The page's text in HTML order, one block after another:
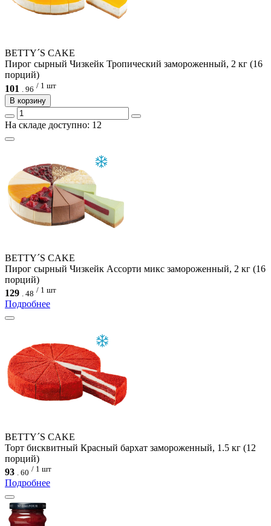
BETTY´S CAKE
Пирог сырный Чизкейк Тропический замороженный, 2 кг (16
порций)
101
96 / 1 шт
В корзину
На складе доступно: 12
BETTY´S CAKE
Пирог сырный Чизкейк Ассорти микс замороженный, 2 кг (16
порций)
129 . 48 / 1 шт
Подробнее
BETTY´S CAKE
Торт бисквитный Красный бархат замороженный, 1.5 кг (12
порций)
93 . 60 / 1 шт
Подробнее